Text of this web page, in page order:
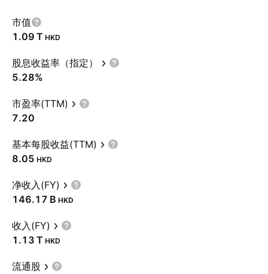
市值
‪1.09 T‬ HKD
股息收益率（指定）
5.28%
市盈率(TTM)
7.20
基本每股收益(TTM)
8.05 HKD
净收入(FY)
‪146.17 B‬ HKD
收入(FY)
‪1.13 T‬ HKD
流通股